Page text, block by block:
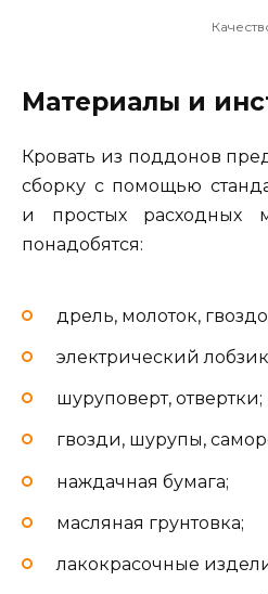
Материалы и
Кровать из поддонов
сборку с помощью
и простых расходных
понадобятся:
дрель, молоток,
электрический
шуруповерт, отвертки;
гвозди, шурупы,
наждачная бумага;
масляная грунтовка;
лакокрасочные